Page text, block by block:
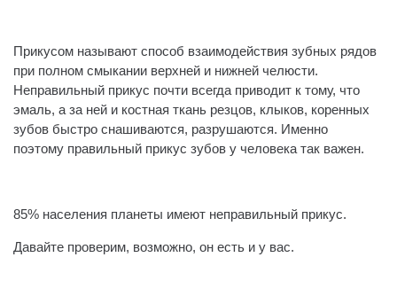
Прикусом называют способ взаимодействия зубных рядов
при полном смыкании верхней и нижней челюсти.
Неправильный прикус почти всегда приводит к тому, что
эмаль, а за ней и костная ткань резцов, клыков, коренных
зубов быстро снашиваются, разрушаются. Именно
поэтому правильный прикус зубов у человека так важен.
️85% населения планеты имеют неправильный прикус.
Давайте проверим, возможно, он есть и у вас.